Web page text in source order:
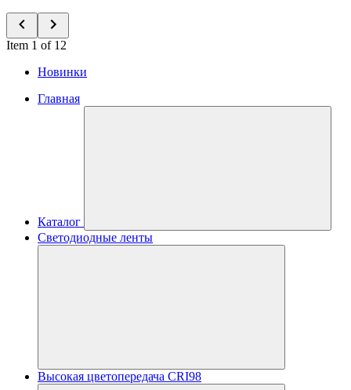
Item 1 of 12
Новинки
Главная
Каталог
Светодиодные ленты
Высокая цветопередача CRI98